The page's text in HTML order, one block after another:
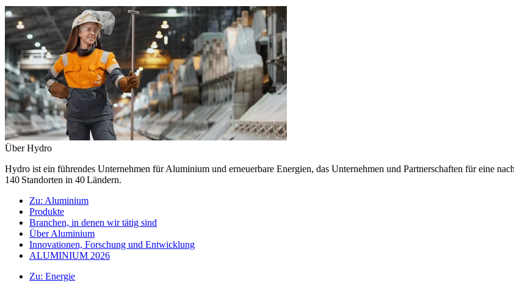
Über Hydro
Hydro ist ein führendes Unternehmen für Aluminium und erneuerbare Energien, das Unternehmen und Partnerschaften für eine
140 Standorten in 40 Ländern.
Zu: Aluminium
Produkte
Branchen, in denen wir tätig sind
Über Aluminium
Innovationen, Forschung und Entwicklung
ALUMINIUM 2026
Zu: Energie